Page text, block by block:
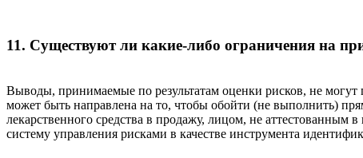
11. Существуют ли какие-либо ограничения на
Выводы, принимаемые по результатам оценки рисков, не
может быть направлена на то, чтобы обойти (не выполнить)
лекарственного средства в продажу, лицом, не
систему управления рисками в качестве инструмента